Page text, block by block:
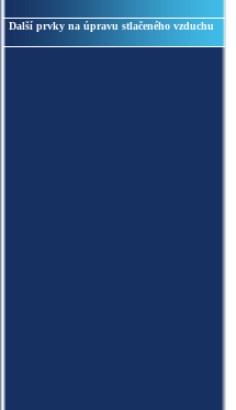
Další prvky na úpravu stlačeného vzduchu